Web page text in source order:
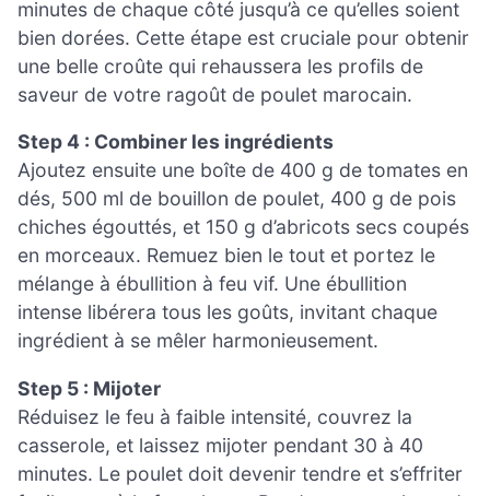
minutes de chaque côté jusqu’à ce qu’elles soient
bien dorées. Cette étape est cruciale pour obtenir
une belle croûte qui rehaussera les profils de
saveur de votre ragoût de poulet marocain.
Step 4 : Combiner les ingrédients
Ajoutez ensuite une boîte de 400 g de tomates en
dés, 500 ml de bouillon de poulet, 400 g de pois
chiches égouttés, et 150 g d’abricots secs coupés
en morceaux. Remuez bien le tout et portez le
mélange à ébullition à feu vif. Une ébullition
intense libérera tous les goûts, invitant chaque
ingrédient à se mêler harmonieusement.
Step 5 : Mijoter
Réduisez le feu à faible intensité, couvrez la
casserole, et laissez mijoter pendant 30 à 40
minutes. Le poulet doit devenir tendre et s’effriter